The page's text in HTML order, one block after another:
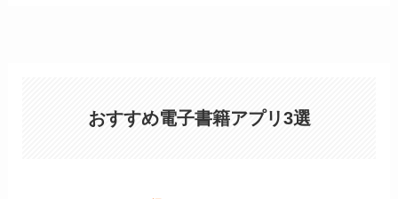
おすすめ電子書籍アプリ3選